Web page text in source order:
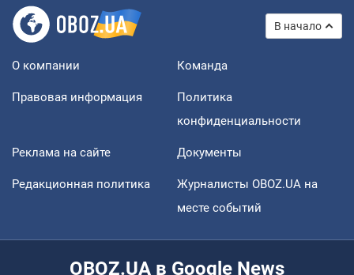
В начало
О компании Команда
Правовая информация
Политика
конфиденциальности
Реклама на сайте Документы
Редакционная политика
Журналисты OBOZ.UA на
месте событий
OBOZ.UA в Google News